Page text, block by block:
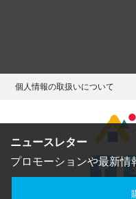
ニュースレター
プロモーションや最新情
個人情報の取扱いについて